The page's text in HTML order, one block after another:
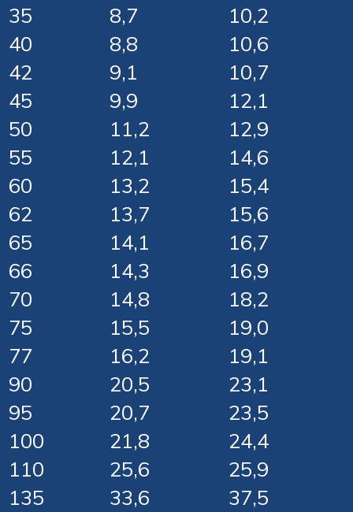
35
8,7
10,2
40
8,8
10,6
42
9,1
10,7
45
9,9
12,1
50
11,2
12,9
55
12,1
14,6
60
13,2
15,4
62
13,7
15,6
65
14,1
16,7
66
14,3
16,9
70
14,8
18,2
75
15,5
19,0
77
16,2
19,1
90
20,5
23,1
95
20,7
23,5
100
21,8
24,4
110
25,6
25,9
135
33,6 37,5